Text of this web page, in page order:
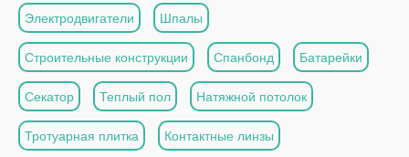
Электродвигатели Шпалы
Строительные конструкции Спанбонд Батарейки
Секатор Теплый пол Натяжной потолок
Тротуарная плитка Контактные линзы